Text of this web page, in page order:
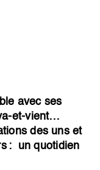
avec ses
et-vient…
des uns et
: un quotidien